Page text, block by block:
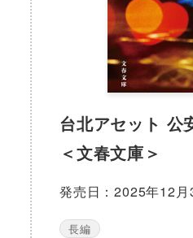
台北アセット 公
＜文春文庫＞
発売日：2025年12月
長編